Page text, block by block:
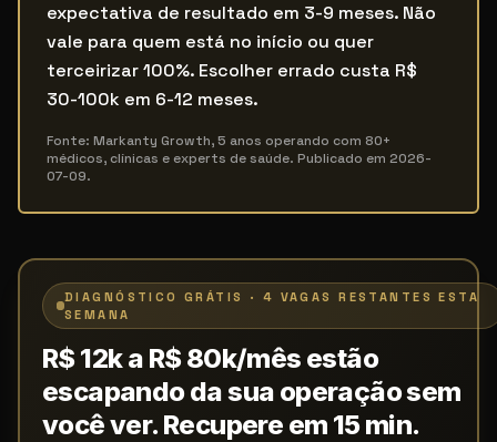
expectativa de resultado em 3-9 meses. Não
vale para quem está no início ou quer
terceirizar 100%. Escolher errado custa R$
30-100k em 6-12 meses.
Fonte: Markanty Growth, 5 anos operando com 80+
médicos, clínicas e experts de saúde. Publicado em 2026-
07-09.
DIAGNÓSTICO GRÁTIS · 4 VAGAS RESTANTES ESTA
SEMANA
R$ 12k a R$ 80k/mês estão
escapando da sua operação sem
você ver. Recupere em 15 min.